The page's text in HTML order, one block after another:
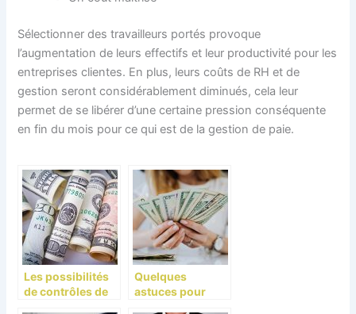
Sélectionner des travailleurs portés provoque
l’augmentation de leurs effectifs et leur productivité pour les
entreprises clientes. En plus, leurs coûts de RH et de
gestion seront considérablement diminués, cela leur
permet de se libérer d’une certaine pression conséquente
en fin du mois pour ce qui est de la gestion de paie.
Les possibilités
de contrôles de
Quelques
astuces pour